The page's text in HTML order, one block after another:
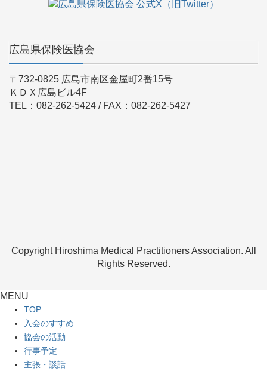
広島県保険医協会
〒732-0825 広島市南区金屋町2番15号
ＫＤＸ広島ビル4F
TEL：082-262-5424 / FAX：082-262-5427
Copyright Hiroshima Medical Practitioners Association. All
Rights Reserved.
MENU
TOP
入会のすすめ
協会の活動
行事予定
主張・談話